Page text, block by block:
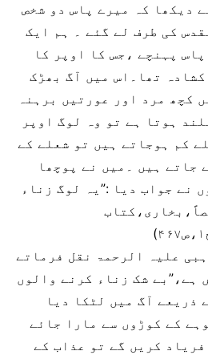
دیکھا کہ میرے پاس دو شخص
کی طرف لے گئے ۔ ہم ایک
پہنچے ،جس کا اوپر کا
تھا۔اس میں آگ بھڑک
کچھ مرد اور عورتیں برہنہ
ہوتا ہے تو وہ لوگ اوپر
کم ہوجاتے ہیں تو شعلے کے
جاتے ہیں ۔میں نے پوچھا
نے جواب دیا :”یہ لوگ زناء
علیہ الرحمۃ نقل فرماتے
ہے،”بے شک زناء کرنے والوں
ذریعے آگ میں لٹکا دیا
کے کوڑوں سے مارا جائے
کريں گے تو عذاب کے